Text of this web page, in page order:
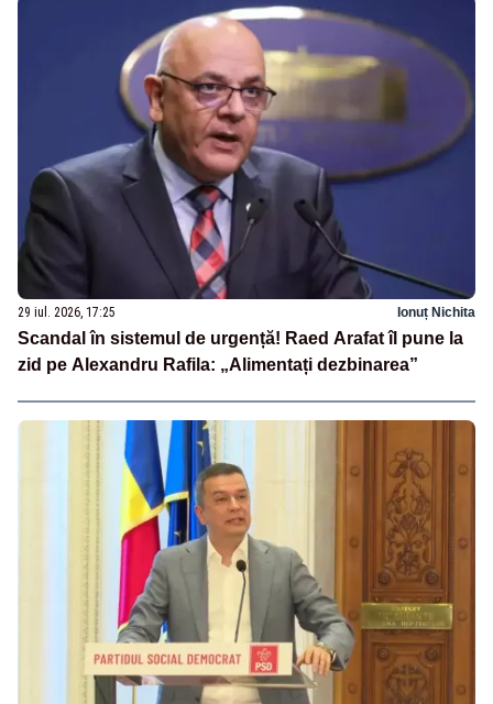
29 iul. 2026, 17:25 Ionuț Nichita
Scandal în sistemul de urgență! Raed Arafat îl pune la
zid pe Alexandru Rafila: „Alimentați dezbinarea”